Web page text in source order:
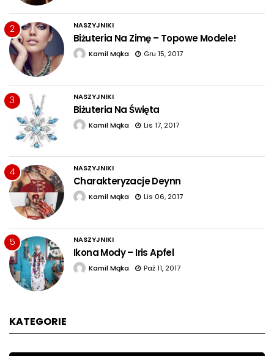
2 NASZYJNIKI
Biżuteria Na Zimę – Topowe Modele!
Kamil Mąka Gru 15, 2017
3 NASZYJNIKI
Biżuteria Na Święta
Kamil Mąka Lis 17, 2017
4 NASZYJNIKI
Charakteryzacje Deynn
Kamil Mąka Lis 06, 2017
5 NASZYJNIKI
Ikona Mody – Iris Apfel
Kamil Mąka Paź 11, 2017
KATEGORIE